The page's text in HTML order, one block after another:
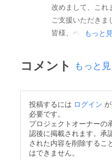
さんレモンサワー
稿して、レモンサ
MAPが充実してい
ん。私自身も新た
ことを楽しみにし
ます。まだまだリ
スしたばかりです
たくさんの方に使
いただけるよう引
きブラッシュアッ
方々、本当にあり
うございます。ご
いただけたことは
援の言葉に励まさ
ここまで突き進む
了しましたが、こ
らが本番だと感じ
ます。これからは
リースに向けて『
改めまして、これ
ご支援いただきま
皆様、ページをご
にありがとうござ
す！1月31日
「作ってみた」の
先を共有するイベ
です。我ながらび
りするほど嚙み倒
もっと
コメント もっと
投稿するには ログイン が
必要です。
プロジェクトオーナーの
認後に掲載されます。承
された内容を削除するこ
はできません。